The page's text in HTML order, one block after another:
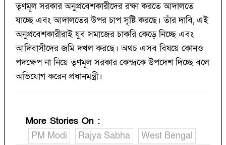
তৃণমূল সরকার অনুপ্রবেশকারীদের রক্ষা করতে আদালতে
যাচ্ছে এবং আদালতের উপর চাপ সৃষ্টি করছে। তাঁর দাবি, এই
অনুপ্রবেশকারীরাই যুব সমাজের চাকরি কেড়ে নিচ্ছে এবং
আদিবাসীদের জমি দখল করছে। অথচ এসব বিষয়ে কোনও
পদক্ষেপ না নিয়ে তৃণমূল সরকার কেন্দ্রকে উপদেশ দিচ্ছে বলে
অভিযোগ করেন প্রধানমন্ত্রী।
More Stories On :
PM Modi
Rajya Sabha
West Bengal